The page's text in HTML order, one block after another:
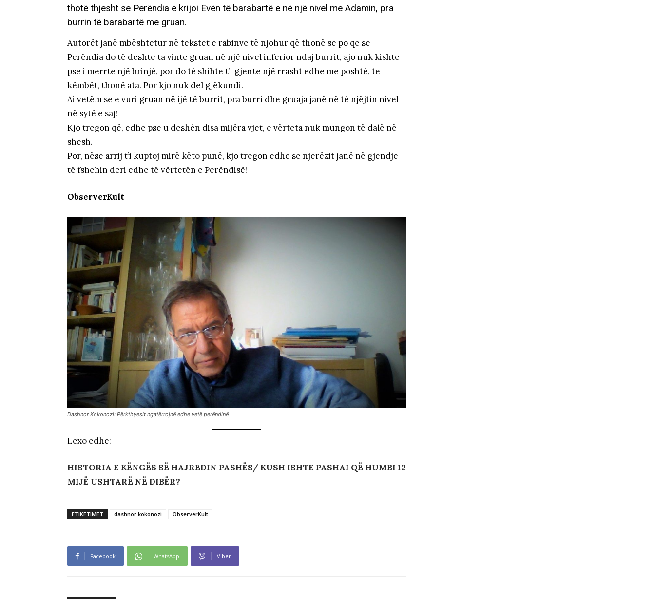
thotë thjesht se Perëndia e krijoi Evën të barabartë e në një nivel me Adamin, pra
burrin të barabartë me gruan.
Autorët janë mbështetur në tekstet e rabinve të njohur që thonë se po qe se
Perëndia do të deshte ta vinte gruan në një nivel inferior ndaj burrit, ajo nuk kishte
pse i merrte një brinjë, por do të shihte t’i gjente një rrasht edhe me poshtë, te
këmbët, thonë ata. Por kjo nuk del gjëkundi.
Ai vetëm se e vuri gruan në ijë të burrit, pra burri dhe gruaja janë në të njëjtin nivel
në sytë e saj!
Kjo tregon që, edhe pse u deshën disa mijëra vjet, e vërteta nuk mungon të dalë në
shesh.
Por, nëse arrij t’i kuptoj mirë këto punë, kjo tregon edhe se njerëzit janë në gjendje
të fshehin deri edhe të vërtetën e Perëndisë!
ObserverKult
Dashnor Kokonozi: Përkthyesit ngatërrojnë edhe vetë perëndinë
Lexo edhe:
HISTORIA E KËNGËS SË HAJREDIN PASHËS/ KUSH ISHTE PASHAI QË HUMBI 12
MIJË USHTARË NË DIBËR?
ETIKETIMET dashnor kokonozi ObserverKult
Facebook WhatsApp Viber